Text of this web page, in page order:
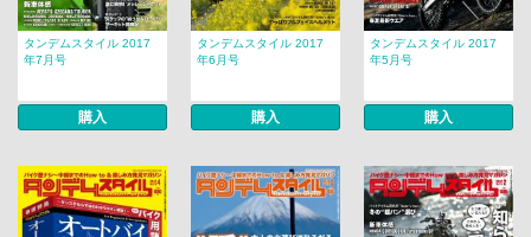
タンデムスタイル 2017
年7月号
購入
タンデムスタイル 2017
年6月号
購入
タンデムスタイル 2017
年5月号
購入